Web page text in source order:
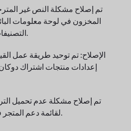
تم إصلاح مشكلة النص غير
المخزون في لوحة معلومات
التصنيفات الآن بشكل صحيح.
الإصلاح: تم توحيد طريقة عمل
إعدادات منتجات اشتراك
تم إصلاح مشكلة عدم تحميل
لقائمة دعم المتجر في لوحة تحكم البائع.